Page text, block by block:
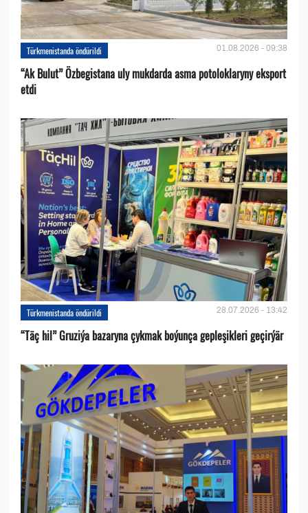
Türkmenistanda öndürildi 01.08.2026 - 09:38
“Ak Bulut” Özbegistana uly mukdarda asma potoloklaryny eksport
etdi
Türkmenistanda öndürildi 28.07.2026 - 13:42
“Täç hil” Gruziýa bazaryna çykmak boýunça gepleşikleri geçirýär